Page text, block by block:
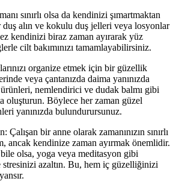
sınırlı olsa da kendinizi şımartmaktan
duş alın ve kokulu duş jelleri veya losyonlar
kendinizi biraz zaman ayırarak yüz
cilt bakımınızı tamamlayabilirsiniz.
organize etmek için bir güzellik
veya çantanızda daima yanınızda
nemlendirici ve dudak balmı gibi
oluşturun. Böylece her zaman güzel
yanınızda bulundurursunuz.
Çalışan bir anne olarak zamanınızın sınırlı
ancak kendinize zaman ayırmak önemlidir.
olsa, yoga veya meditasyon gibi
azaltın. Bu, hem iç güzelliğinizi